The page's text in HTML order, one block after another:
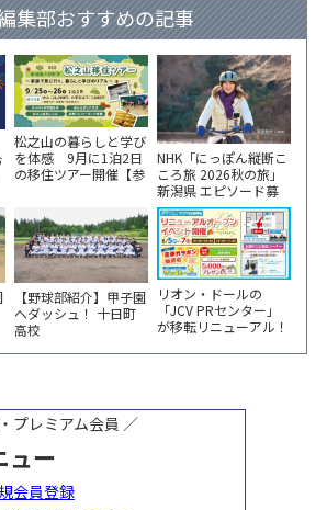
集部おすすめの記事
松之山の暮らしと学び
を体感 9月に1泊2日
の移住ツアー開催【参
NHK「にっぽん縦断こ
ころ旅 2026秋の旅」
新潟県 エピソード募
集中！
【野球部紹介】甲子園
へダッシュ！ 十日町
高校
リオン・ドールの
「JCV PRセンター」
が移転リニューアル！
ベント開催